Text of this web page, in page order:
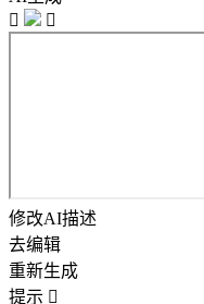


修改AI描述
去编辑
重新生成
提示 